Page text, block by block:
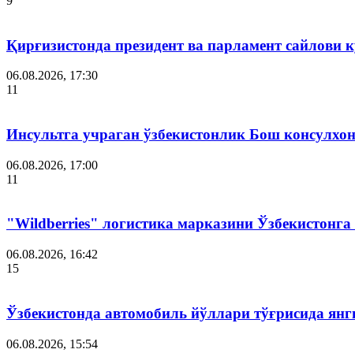
Қирғизистонда президент ва парламент
06.08.2026, 17:30
11
Инсультга учраган ўзбекистонлик Бош
06.08.2026, 17:00
11
"Wildberries" логистика марказини
06.08.2026, 16:42
15
Ўзбекистонда автомобиль йўллари тўғрисида
06.08.2026, 15:54